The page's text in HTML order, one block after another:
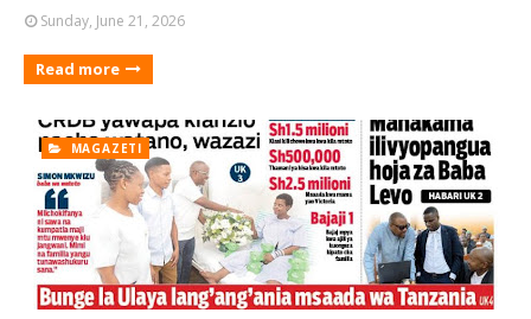
Sunday, June 21, 2026
Read more
MAGAZETI